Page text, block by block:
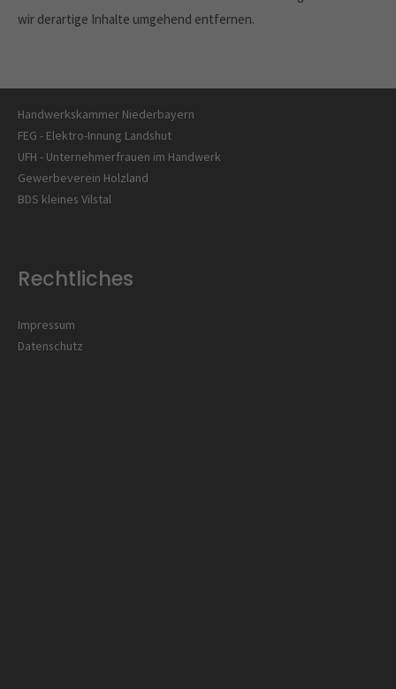
wir derartige Inhalte umgehend entfernen.
Google Maps
Handwerkskammer Niederbayern
FEG - Elektro-Innung Landshut
UFH - Unternehmerfrauen im Handwerk
Gewerbeverein Holzland
BDS kleines Vilstal
Rechtliches
Impressum
Datenschutz